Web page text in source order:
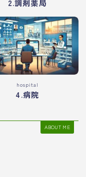
2.調剤薬局
hospital
4.病院
ABOUT ME